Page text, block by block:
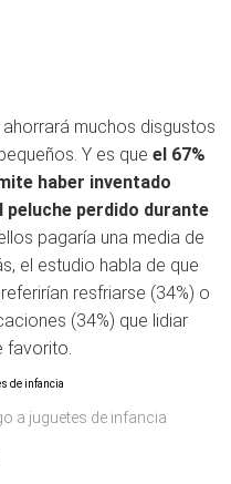
muchos disgustos
Y es que el 67%
haber inventado
perdido durante
pagaría una media de
el estudio habla de que
resfriarse (34%) o
(34%) que lidiar
favorito.
a juguetes de infancia